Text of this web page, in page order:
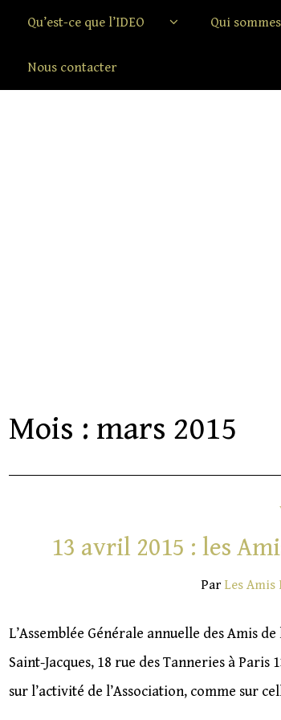
Qu’est-ce que l’IDEO Qui
Nous contacter
Mois : mars 2015
13 avril 2015 : les
Par Les Amis
L’Assemblée Générale annuelle des Amis
Saint-Jacques, 18 rue des Tanneries à
sur l’activité de l’Association, comme sur